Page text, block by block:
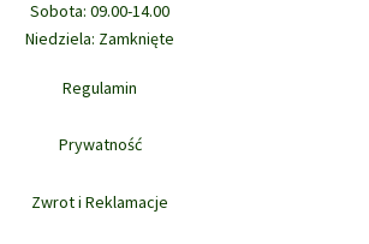
Sobota: 09.00-14.00
Niedziela: Zamknięte
Regulamin
Prywatność
Zwrot i Reklamacje